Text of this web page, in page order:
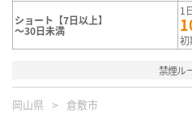
ショート【7日以上】
～30日未満
1
初
禁煙ル
岡山県 倉敷市